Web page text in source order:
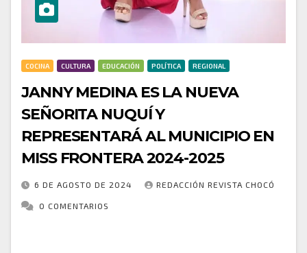
COCINA CULTURA EDUCACIÓN POLÍTICA REGIONAL
JANNY MEDINA ES LA NUEVA
SEÑORITA NUQUÍ Y
REPRESENTARÁ AL MUNICIPIO EN
MISS FRONTERA 2024-2025
6 DE AGOSTO DE 2024 REDACCIÓN REVISTA CHOCÓ
0 COMENTARIOS